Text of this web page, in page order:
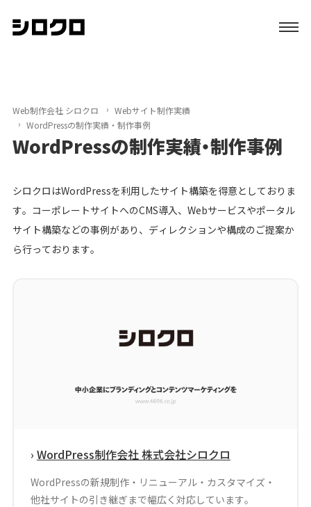
サービス
制作実績
初めての方へ
ブログ
お問い合わせ
Web制作会社 シロクロ
Webサイト制作実績
WordPressの制作実績・制作事例
WordPressの制作実績・制作事例
シロクロはWordPressを利用したサイト構築を得意としておりま
す。コーポレートサイトへのCMS導入、Webサービスやポータル
サイト構築などの事例があり、ディレクションや構成のご提案か
ら行っております。
› WordPress制作会社 株式会社シロクロ
WordPressの新規制作・リニューアル・カスタマイズ・
他社サイトの引き継ぎまで幅広く対応しています。